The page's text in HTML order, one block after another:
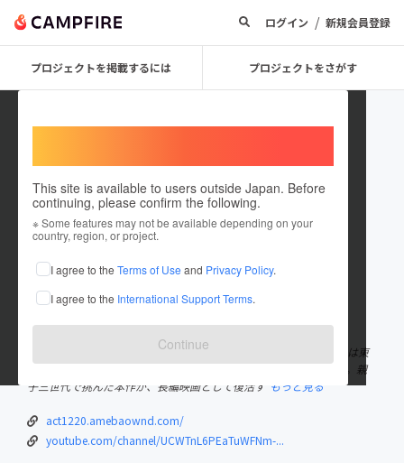
ログイン / 新規会員登録
プロジェクトを掲載するには プロジェクトをさがす
This site is available to users outside Japan. Before
continuing, please confirm the following.
※ Some features may not be available depending on your
country, region, or project.
I agree to the Terms of Use and Privacy Policy.
I agree to the International Support Terms.
Continue
「米寿の伝言」製作委員会
これまでに2回支援して1件のプロジェクトを投稿しています
在住国：日本 現在地：未設定
出身国：日本 出身地：未設定
映画「米寿の伝言」製作委員会です。2018年に大阪で、2019年には東
京で上演された 85歳のおじいちゃんが主演の舞台「米寿の伝言」。親
子三世代で挑んだ本作が、長編映画として復活す もっと見る
act1220.amebaownd.com/
youtube.com/channel/UCWTnL6PEaTuWFNm-...